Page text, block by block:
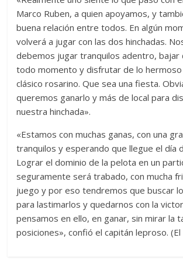
Marco Ruben, a quien apoyamos, y
buena relación entre todos. En algún
volverá a jugar con las dos hinchadas.
debemos jugar tranquilos adentro, bajar
todo momento y disfrutar de lo
clásico rosarino. Que sea una fiesta.
queremos ganarlo y más de local para
nuestra hinchada».
«Estamos con muchas ganas, con una
tranquilos y esperando que llegue el día
Lograr el dominio de la pelota en un
seguramente será trabado, con mucha
juego y por eso tendremos que buscar
para lastimarlos y quedarnos con la
pensamos en ello, en ganar, sin mirar la
posiciones», confió el capitán leproso. (El